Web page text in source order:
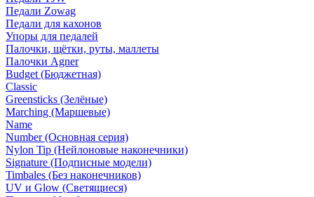
Педали Zowag
Педали для кахонов
Упоры для педалей
Палочки, щётки, руты, маллеты
Палочки Agner
Budget (Бюджетная)
Classic
Greensticks (Зелёные)
Marching (Маршевые)
Name
Number (Основная серия)
Nylon Tip (Нейлоновые наконечники)
Signature (Подписные модели)
Timbales (Без наконечников)
UV и Glow (Светящиеся)